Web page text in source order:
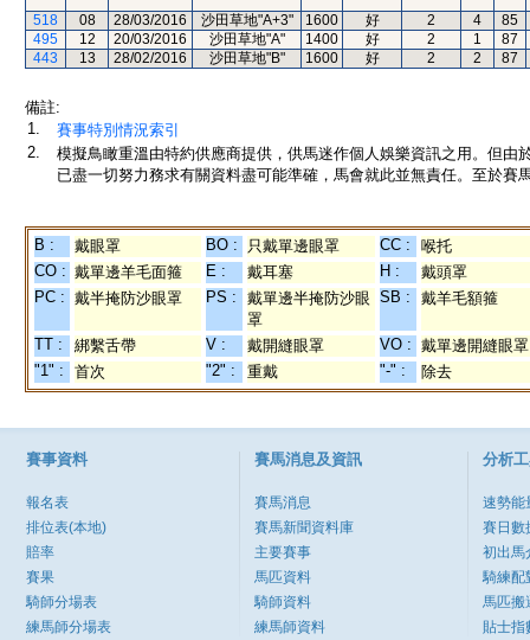
518 08 28/03/2016 沙田草地"A+3" 1600 好 2 4
85
495
12 20/03/2016 沙田草地"A" 1400 好 2 1
87
443
13 28/02/2016 沙田草地"B" 1600 好 2 2 87
備註:
1.
賽事特別情況索引
2.
模擬鳥瞰重溫由特約供應商提供，供馬迷作個人娛樂資訊之用。但
已盡一切努力務求有關資料盡可能準確，馬會就此並無責任。至於賽
B : 戴眼罩 BO : 只戴單邊眼罩 CC :
喉托
CO : 戴單邊羊毛面箍 E : 戴耳塞 H :
戴頭罩
PC : 戴半掩防沙眼罩 PS :
戴單邊半掩防沙眼
罩
SB : 戴羊毛額箍
TT : 綁繫舌帶 V : 戴開縫眼罩 VO : 戴單邊開縫眼罩
"1" :
首次 "2" : 重戴 "-" : 除去
賽事資料
報名表
排位表(本地)
賠率
賽果
騎師分場表
練馬師分場表
賽馬消息及資訊
賽馬消息
賽馬新聞資料庫
主要賽事
馬匹資料
騎師資料
練馬師資料
分析
速勢能
賽日數
初出馬
騎練配
馬匹搬
貼士指